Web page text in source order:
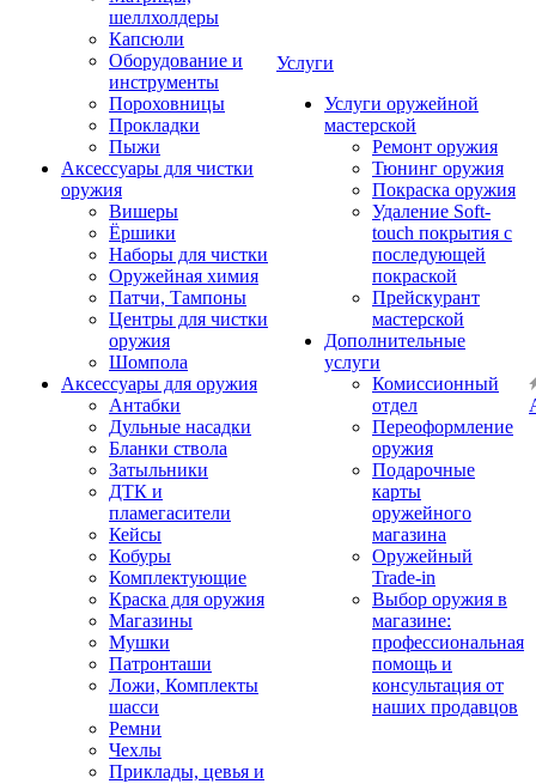
шеллхолдеры
Капсюли
Оборудование и
инструменты
Пороховницы
Прокладки
Пыжи
Аксессуары для чистки
оружия
Вишеры
Ёршики
Наборы для чистки
Оружейная химия
Патчи, Тампоны
Центры для чистки
оружия
Шомпола
Аксессуары для оружия
Антабки
Дульные насадки
Бланки ствола
Затыльники
ДТК и
пламегасители
Кейсы
Кобуры
Комплектующие
Краска для оружия
Магазины
Мушки
Патронташи
Ложи, Комплекты
шасси
Ремни
Чехлы
Приклады, цевья и
Услуги
Услуги оружейной
мастерской
Ремонт оружия
Тюнинг оружия
Покраска оружия
Удаление Soft-
touch покрытия с
последующей
покраской
Прейскурант
мастерской
Дополнительные
услуги
Комиссионный
отдел
Переоформление
оружия
Подарочные
карты
оружейного
магазина
Оружейный
Trade-in
Выбор оружия в
магазине:
профессиональная
помощь и
консультация от
наших продавцов